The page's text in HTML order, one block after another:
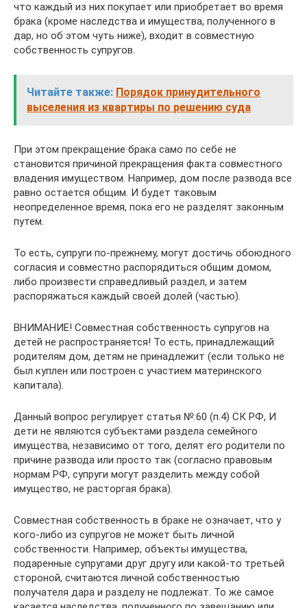
что каждый из них покупает или приобретает во время
брака (кроме наследства и имущества, полученного в
дар, но об этом чуть ниже), входит в совместную
собственность супругов.
Читайте также: Порядок принудительного
выселения из квартиры по решению суда
При этом прекращение брака само по себе не
становится причиной прекращения факта совместного
владения имуществом. Например, дом после развода все
равно остается общим. И будет таковым
неопределенное время, пока его не разделят законным
путем.
То есть, супруги по-прежнему, могут достичь обоюдного
согласия и совместно распорядиться общим домом,
либо произвести справедливый раздел, и затем
распоряжаться каждый своей долей (частью).
ВНИМАНИЕ! Совместная собственность супругов на
детей не распространяется! То есть, принадлежащий
родителям дом, детям не принадлежит (если только не
был куплен или построен с участием материнского
капитала).
Данный вопрос регулирует статья №:60 (п.4) СК РФ, И
дети не являются субъектами раздела семейного
имущества, независимо от того, делят его родители по
причине развода или просто так (согласно правовым
нормам РФ, супруги могут разделить между собой
имущество, не расторгая брака).
Совместная собственность в браке не означает, что у
кого-либо из супругов не может быть личной
собственности. Например, объекты имущества,
подаренные супругами друг другу или какой-то третьей
стороной, считаются личной собственностью
получателя дара и разделу не подлежат. То же самое